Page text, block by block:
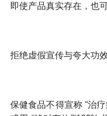
即使产品真实存在，也
拒绝虚假宣传与夸大功效
保健食品不得宣称 “治